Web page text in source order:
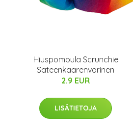
Hiuspompula Scrunchie
Sateenkaarenvärinen
2.9 EUR
LISÄTIETOJA